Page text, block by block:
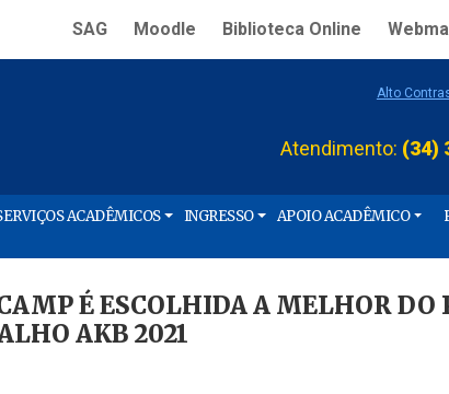
SAG Moodle Biblioteca Online
Alto
Atendimento: (34)
ACADÊMICOS INGRESSO APOIO ACADÊMICO
É ESCOLHIDA A MELHOR DO
AKB 2021